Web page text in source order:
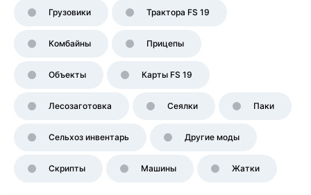
Грузовики Трактора FS 19
Комбайны Прицепы
Объекты Карты FS 19
Лесозаготовка Сеялки Паки
Сельхоз инвентарь Другие моды
Скрипты Машины Жатки